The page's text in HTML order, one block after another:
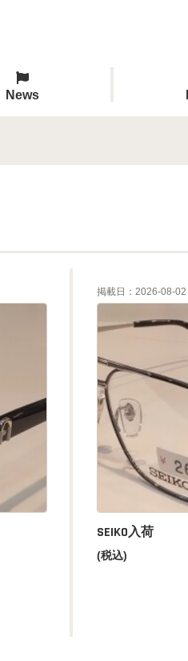
News
掲載日：2026-08-02
SEIKO入荷
(税込)